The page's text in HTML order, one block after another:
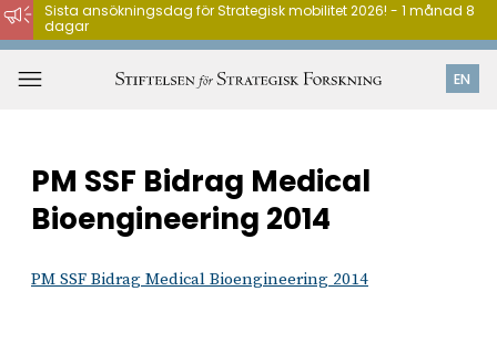
Hoppa
till
innehåll
EN
Sista ansökningsdag för Strategisk mobilitet 2026! - 1 månad 8
dagar
PM SSF Bidrag Medical
Bioengineering 2014
PM SSF Bidrag Medical Bioengineering 2014